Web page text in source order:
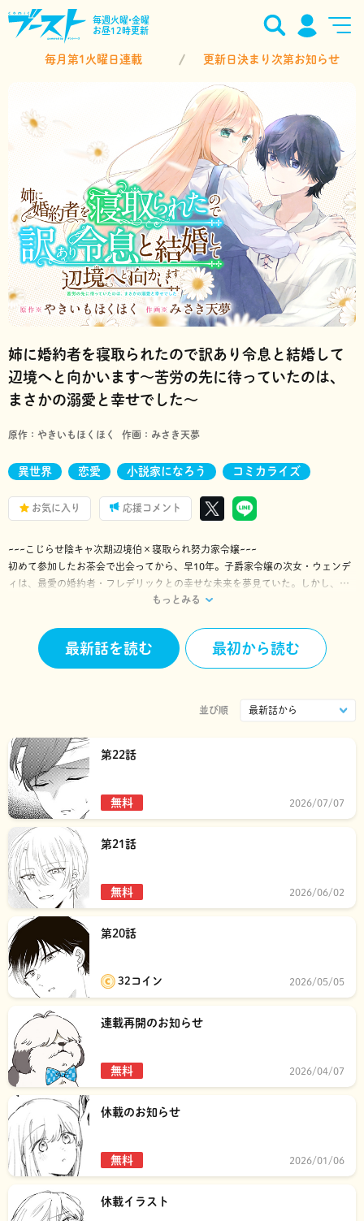
毎週火曜•金曜
お昼12時更新
毎月第1火曜日連載 更新日決まり次第お知らせ
姉に婚約者を寝取られたので訳あり令息と結婚して
辺境へと向かいます～苦労の先に待っていたのは、
まさかの溺愛と幸せでした～
原作： やきいもほくほく 作画： みさき天夢
異世界 恋愛 小説家になろう コミカライズ
お気に入り 応援コメント
~~~こじらせ陰キャ次期辺境伯×寝取られ努力家令嬢~~~
初めて参加したお茶会で出会ってから、早10年。子爵家令嬢の次女・ウェンデ
ィは、最愛の婚約者・フレデリックとの幸せな未来を夢見ていた。しかし、あ
る日突然、姉のジャネットとフレデリックの浮気現場を目撃してしま
泣き寝入りするような形で嫁いだ辺境の地で待っていたのは、もっさり髪の気
弱な陰キャ次期辺境伯。掃除や洗濯、動物の世話など、これまで経験したこと
のないことばかりの生活で、新婚生活は前途多難……！？
もっとみる
最新話を読む 最初から読む
並び順
第22話
無料 2026/07/07
第21話
無料 2026/06/02
第20話
32コイン 2026/05/05
連載再開のお知らせ
無料 2026/04/07
休載のお知らせ
無料 2026/01/06
休載イラスト